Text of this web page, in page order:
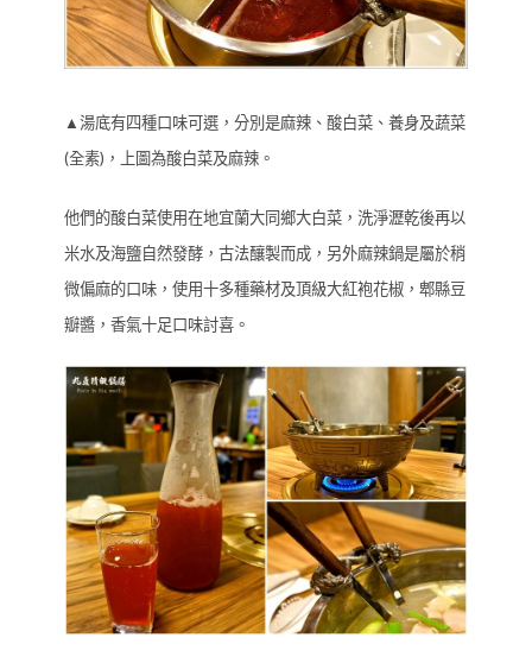
▲湯底有四種口味可選，分別是麻辣、酸白菜、養身及蔬菜
(全素)，上圖為酸白菜及麻辣。
他們的酸白菜使用在地宜蘭大同鄉大白菜，洗淨瀝乾後再以
米水及海鹽自然發酵，古法釀製而成，另外麻辣鍋是屬於稍
微偏麻的口味，使用十多種藥材及頂級大紅袍花椒，郫縣豆
瓣醬，香氣十足口味討喜。